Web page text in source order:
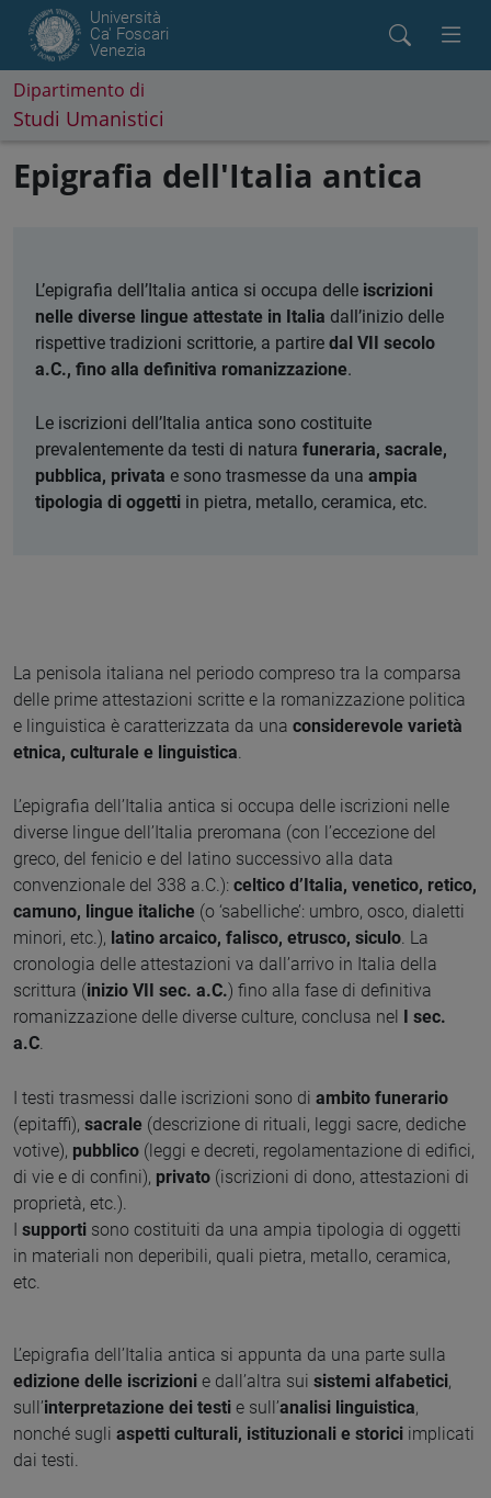
Università
Ca' Foscari
Venezia
Dipartimento di
Studi Umanistici
Epigrafia dell'Italia antica
L’epigrafia dell’Italia antica si occupa delle iscrizioni
nelle diverse lingue attestate in Italia dall’inizio delle
rispettive tradizioni scrittorie, a partire dal VII secolo
a.C., fino alla definitiva romanizzazione.
Le iscrizioni dell’Italia antica sono costituite
prevalentemente da testi di natura funeraria, sacrale,
pubblica, privata e sono trasmesse da una ampia
tipologia di oggetti in pietra, metallo, ceramica, etc.
La penisola italiana nel periodo compreso tra la comparsa
delle prime attestazioni scritte e la romanizzazione politica
e linguistica è caratterizzata da una considerevole varietà
etnica, culturale e linguistica
L’epigrafia dell’Italia antica si occupa delle iscrizioni nelle
diverse lingue dell’Italia preromana (con l’eccezione del
greco, del fenicio e del latino successivo alla data
convenzionale del 338 a.C.): celtico d’Italia, venetico, retico,
camuno, lingue italiche (o ‘sabelliche’: umbro, osco, dialetti
minori, etc.), latino arcaico, falisco, etrusco, siculo. La
cronologia delle attestazioni va dall’arrivo in Italia della
scrittura (inizio VII sec. a.C.) fino alla fase di definitiva
romanizzazione delle diverse culture, conclusa nel
I sec.
a.C.
I testi trasmessi dalle iscrizioni sono di ambito funerario
(epitaffi), sacrale (descrizione di rituali, leggi sacre, dediche
votive), pubblico (leggi e decreti, regolamentazione di edifici,
di vie e di confini), privato (iscrizioni di dono, attestazioni di
proprietà, etc.).
I supporti sono costituiti da una ampia tipologia di oggetti
in materiali non deperibili, quali pietra, metallo, ceramica,
etc.
L’epigrafia dell’Italia antica si appunta da una parte sulla
edizione delle iscrizioni e dall’altra sui sistemi alfabetici,
sull’interpretazione dei testi e sull’analisi linguistica,
nonché sugli aspetti culturali, istituzionali e storici implicati
dai testi.